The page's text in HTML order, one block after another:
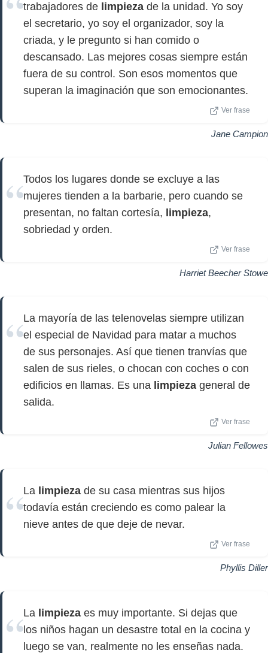
trabajadores de limpieza de la unidad. Yo soy
el secretario, yo soy el organizador, soy la
criada, y le pregunto si han comido o
descansado. Las mejores cosas siempre están
fuera de su control. Son esos momentos que
superan la imaginación que son emocionantes.
Ver frase
Jane Campion
Todos los lugares donde se excluye a las
mujeres tienden a la barbarie, pero cuando se
presentan, no faltan cortesía, limpieza,
sobriedad y orden.
Ver frase
Harriet Beecher Stowe
La mayoría de las telenovelas siempre utilizan
el especial de Navidad para matar a muchos
de sus personajes. Así que tienen tranvías que
salen de sus rieles, o chocan con coches o con
edificios en llamas. Es una limpieza general de
salida.
Ver frase
Julian Fellowes
La limpieza de su casa mientras sus hijos
todavía están creciendo es como palear la
nieve antes de que deje de nevar.
Ver frase
Phyllis Diller
La limpieza es muy importante. Si dejas que
los niños hagan un desastre total en la cocina y
luego se van, realmente no les enseñas nada.